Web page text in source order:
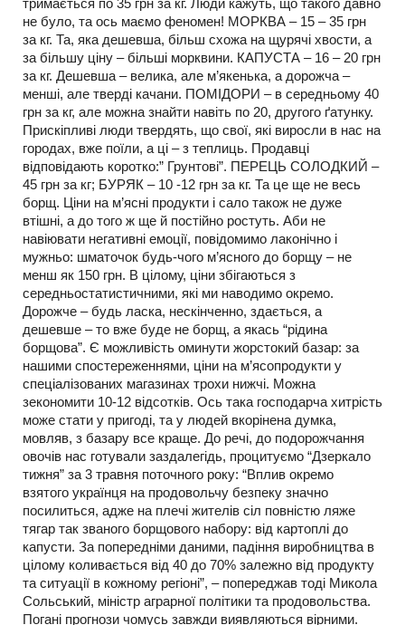
тримається по 35 грн за кг. Люди кажуть, що такого давно
не було, та ось маємо феномен! МОРКВА – 15 – 35 грн
за кг. Та, яка дешевша, більш схожа на щурячі хвости, а
за більшу ціну – більші морквини. КАПУСТА – 16 – 20 грн
за кг. Дешевша – велика, але м’якенька, а дорожча –
менші, але тверді качани. ПОМІДОРИ – в середньому 40
грн за кг, але можна знайти навіть по 20, другого ґатунку.
Прискіпливі люди твердять, що свої, які виросли в нас на
городах, вже поїли, а ці – з теплиць. Продавці
відповідають коротко:” Грунтові”. ПЕРЕЦЬ СОЛОДКИЙ –
45 грн за кг; БУРЯК – 10 -12 грн за кг. Та це ще не весь
борщ. Ціни на м’ясні продукти і сало також не дуже
втішні, а до того ж ще й постійно ростуть. Аби не
навіювати негативні емоції, повідомимо лаконічно і
мужньо: шматочок будь-чого м’ясного до борщу – не
менш як 150 грн. В цілому, ціни збігаються з
середньостатистичними, які ми наводимо окремо.
Дорожче – будь ласка, нескінченно, здається, а
дешевше – то вже буде не борщ, а якась “рідина
борщова”. Є можливість оминути жорстокий базар: за
нашими спостереженнями, ціни на м’ясопродукти у
спеціалізованих магазинах трохи нижчі. Можна
зекономити 10-12 відсотків. Ось така господарча хитрість
може стати у пригоді, та у людей вкорінена думка,
мовляв, з базару все краще. До речі, до подорожчання
овочів нас готували заздалегідь, процитуємо “Дзеркало
тижня” за 3 травня поточного року: “Вплив окремо
взятого українця на продовольчу безпеку значно
посилиться, адже на плечі жителів сіл повністю ляже
тягар так званого борщового набору: від картоплі до
капусти. За попередніми даними, падіння виробництва в
цілому коливається від 40 до 70% залежно від продукту
та ситуації в кожному регіоні”, – попереджав тоді Микола
Сольський, міністр аграрної політики та продовольства.
Погані прогнози чомусь завжди виявляються вірними.